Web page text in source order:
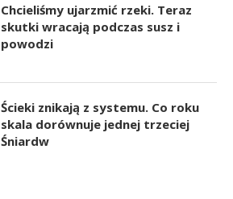
Chcieliśmy ujarzmić rzeki. Teraz
skutki wracają podczas susz i
powodzi
Ścieki znikają z systemu. Co roku
skala dorównuje jednej trzeciej
Śniardw